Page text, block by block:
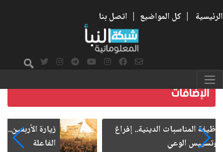
الرئيسية | كل المواضيع | اتصل بنا
زيارة الأربعين.. من الفاعلية المجتمعية إلى المواطنة
الفاعلة